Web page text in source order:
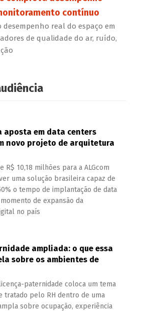
contínuo
desempenho real do espaço em
de qualidade do ar, ruído,
aposta em data centers
novo projeto de arquitetura
R$ 10,18 milhões para a ALGcom
uma solução brasileira capaz de
o tempo de implantação de data
de expansão da
no país
ampliada: o que essa
sobre os ambientes de
paternidade coloca um tema
tratado pelo RH dentro de uma
sobre ocupação, experiência